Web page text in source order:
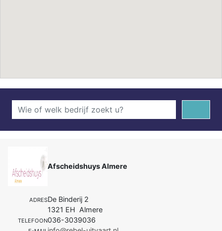
Afscheidshuys Almere
ADRESDe Binderij 2
1321 EH Almere
TELEFOON036-3039036